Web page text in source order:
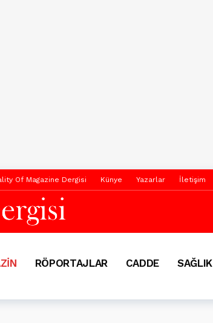
Of Magazine Dergisi Künye Yazarlar İletişim
RÖPORTAJLAR CADDE SAĞLIK